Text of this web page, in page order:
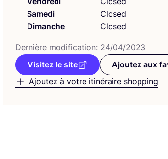
Samedi
Closed
Dimanche
Closed
Der­nière modi­fi­ca­tion: 24/04/2023
Visitez le site
Ajoutez aux
Ajoutez à votre itinéraire shopping